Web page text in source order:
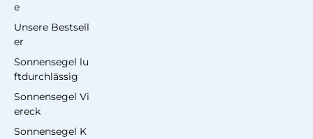
e
Unsere Bestsell
er
Sonnensegel lu
ftdurchlässig
Sonnensegel Vi
ereck
Sonnensegel K